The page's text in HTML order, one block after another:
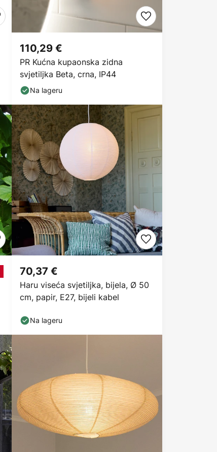
PR Kućna kupaonska zidna
svjetiljka Beta, crna, IP44
110,29 €
Na lageru
Haru viseća svjetiljka, bijela, Ø 50
cm, papir, E27, bijeli kabel
70,37 €
Na lageru